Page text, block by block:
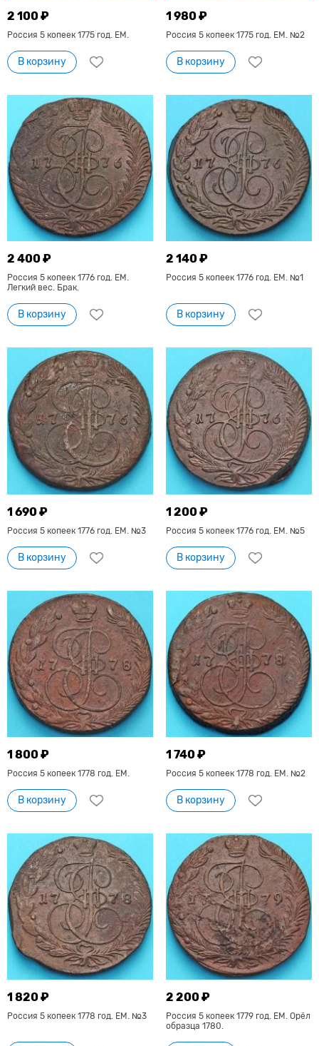
2 100 ₽
Россия 5 копеек 1775 год. ЕМ.
В корзину
1 980 ₽
Россия 5 копеек 1775 год. ЕМ. №2
В корзину
2 400 ₽
Россия 5 копеек 1776 год. ЕМ.
Легкий вес. Брак.
В корзину
2 140 ₽
Россия 5 копеек 1776 год. ЕМ. №1
В корзину
1 690 ₽
Россия 5 копеек 1776 год. ЕМ. №3
В корзину
1 200 ₽
Россия 5 копеек 1776 год. ЕМ. №5
В корзину
1 800 ₽
Россия 5 копеек 1778 год. ЕМ.
В корзину
1 740 ₽
Россия 5 копеек 1778 год. ЕМ. №2
В корзину
1 820 ₽
Россия 5 копеек 1778 год. ЕМ. №3
2 200 ₽
Россия 5 копеек 1779 год. ЕМ. Орёл
образца 1780.